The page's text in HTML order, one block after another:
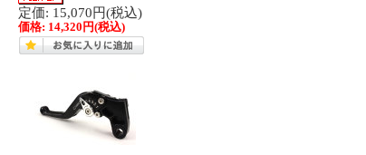
定価: 15,070円(税込)
価格: 14,320円(税込)